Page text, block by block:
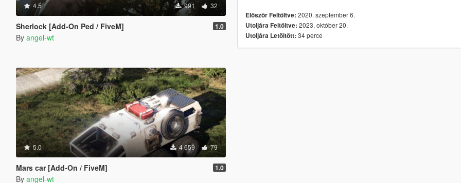
4.5 991 32
Sherlock [Add-On Ped / FiveM] 1.0
By angel-wt
5.0 4 659 79
Mars car [Add-On / FiveM] 1.0
By angel-wt
Először Feltöltve: 2020. szeptember 6.
Utoljára Feltöltve: 2023. október 20.
Utoljára Letöltött: 34 perce